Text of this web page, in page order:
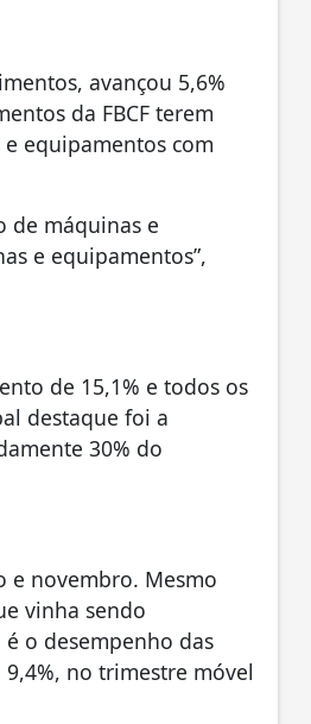
avançou 5,6%
da FBCF terem
equipamentos com
de máquinas e
e equipamentos”,
de 15,1% e todos os
destaque foi a
30% do
e novembro. Mesmo
vinha sendo
o desempenho das
no trimestre móvel